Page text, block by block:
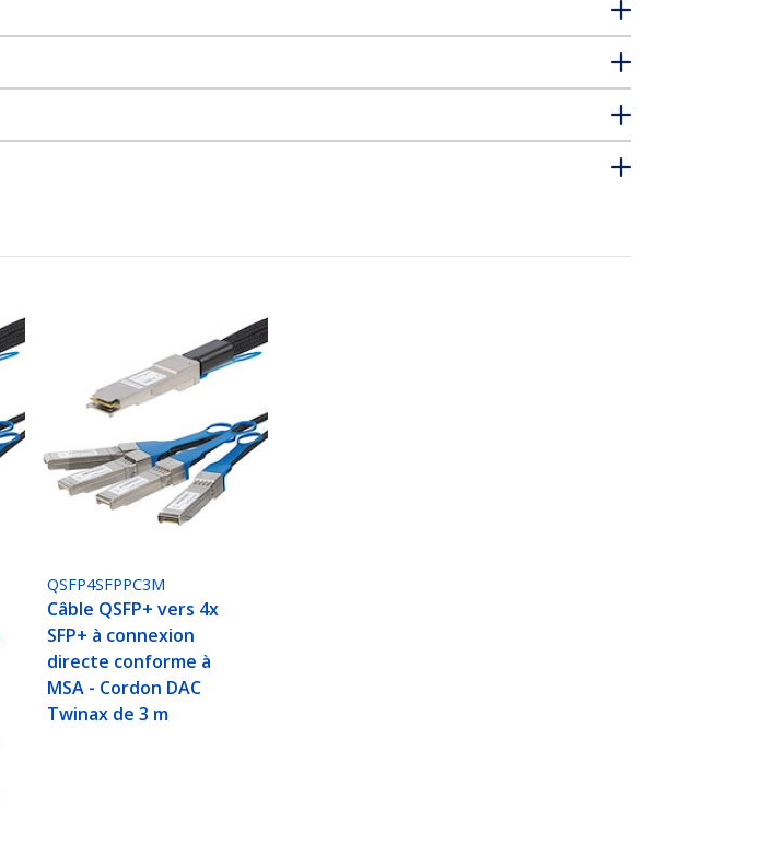
QSFP4SFPPC3M
Câble QSFP+ vers 4x
SFP+ à connexion
directe conforme à
MSA - Cordon DAC
Twinax de 3 m